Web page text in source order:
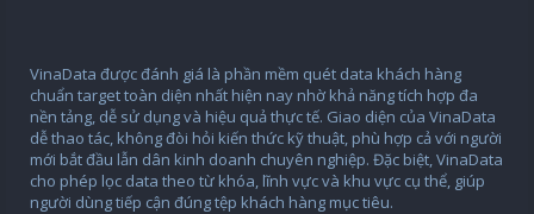
VinaData được đánh giá là phần mềm quét data khách hàng
chuẩn target toàn diện nhất hiện nay nhờ khả năng tích hợp đa
nền tảng, dễ sử dụng và hiệu quả thực tế. Giao diện của VinaData
dễ thao tác, không đòi hỏi kiến thức kỹ thuật, phù hợp cả với người
mới bắt đầu lẫn dân kinh doanh chuyên nghiệp. Đặc biệt, VinaData
cho phép lọc data theo từ khóa, lĩnh vực và khu vực cụ thể, giúp
người dùng tiếp cận đúng tệp khách hàng mục tiêu.